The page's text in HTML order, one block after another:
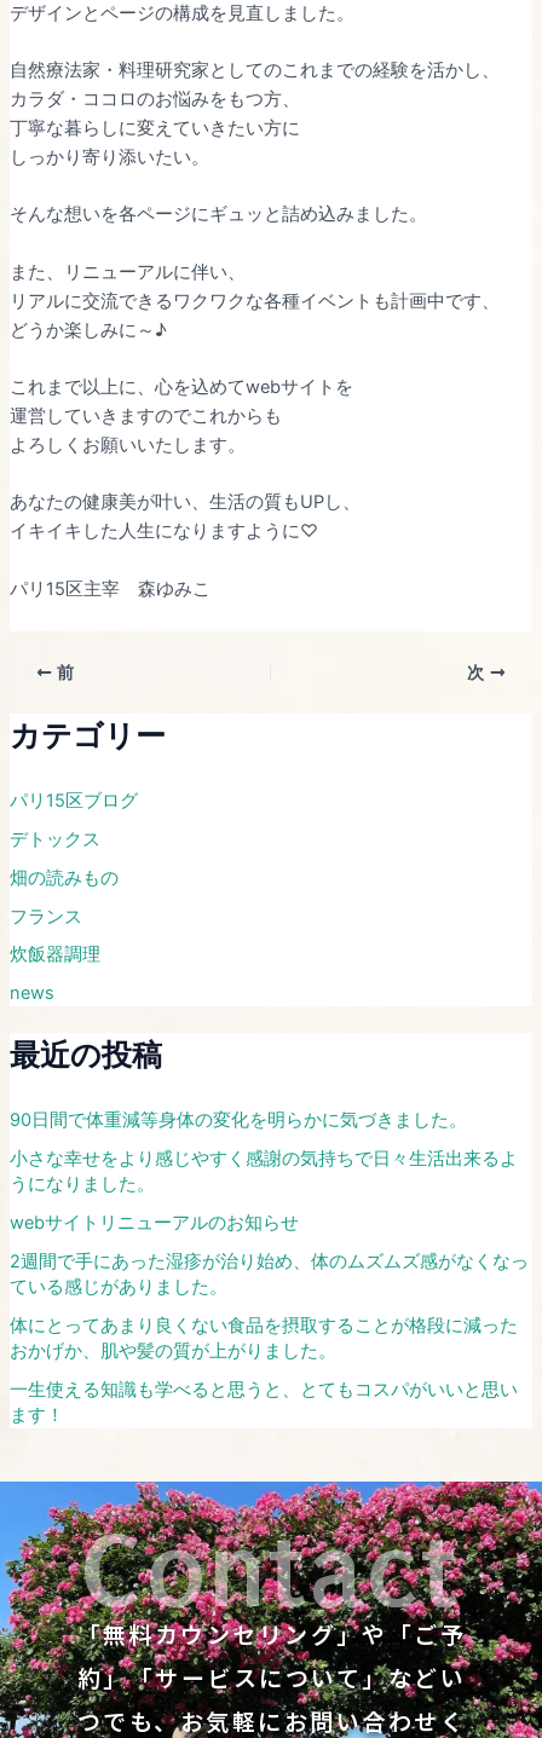
デザインとページの構成を見直しました。
自然療法家・料理研究家としてのこれまでの経験を活かし、
カラダ・ココロのお悩みをもつ方、
丁寧な暮らしに変えていきたい方に
しっかり寄り添いたい。
そんな想いを各ページにギュッと詰め込みました。
また、リニューアルに伴い、
リアルに交流できるワクワクな各種イベントも計画中です、
どうか楽しみに～♪
これまで以上に、心を込めてwebサイトを
運営していきますのでこれからも
よろしくお願いいたします。
あなたの健康美が叶い、生活の質もUPし、
イキイキした人生になりますように♡
パリ15区主宰 森ゆみこ
前 次
カテゴリー
パリ15区ブログ
デトックス
畑の読みもの
フランス
炊飯器調理
news
最近の投稿
​90日間で体重減等身体の変化を明らかに気づきました。​
​​小さな幸せをより感じやすく感謝の気持ちで日々生活出来るよ
うになりました。​
webサイトリニューアルのお知らせ
2週間で手にあった湿疹が治り始め、体のムズムズ感がなくなっ
ている感じがありました。
体にとってあまり良くない食品を摂取することが格段に減った
おかげか、肌や髪の質が上がりました。
一生使える知識も学べると思うと、とてもコスパがいいと思い
ます！
Contact
「無料カウンセリング」や「ご予
約」「サービスについて」などい
つでも、お気軽にお問い合わせく